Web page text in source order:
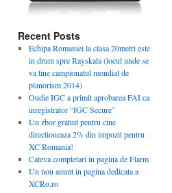
Recent Posts
Echipa Romaniei la clasa 20metri este
in drum spre Rayskala (locul unde se
va tine campionatul mondial de
planorism 2014)
Oudie IGC a primit aprobarea FAI ca
inregistrator “IGC Secure”
Un zbor gratuit pentru cine
directioneaza 2% din impozit pentru
XC Romania!
Cateva completari in pagina de Flarm
Un nou anunt in pagina dedicata a
XCRo.ro